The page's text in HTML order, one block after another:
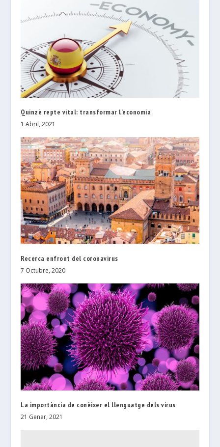
Quinzè repte vital: transformar l’economia
1 Abril, 2021
Recerca enfront del coronavirus
7 Octubre, 2020
La importància de conèixer el llenguatge dels virus
21 Gener, 2021